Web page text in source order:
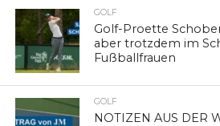
GOLF
Golf-Proette
aber trotzdem im
Fußballfrauen
GOLF
NOTIZEN AUS DER